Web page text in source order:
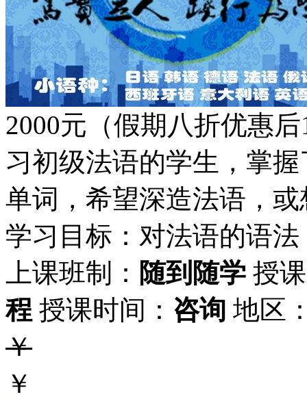
2000元（假期八折优惠
习初级法语的学生，掌
单词，希望深造法语，
学习目标：对法语的语
上课班制： 随到随学 授
程 授课时间： 咨询 地区
￥
￥